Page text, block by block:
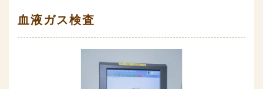
血液ガス検査